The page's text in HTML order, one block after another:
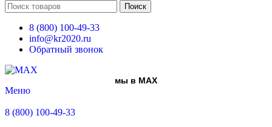
Поиск
8 (800) 100-49-33
info@kr2020.ru
Обратный звонок
мы в MAX
Меню
8 (800) 100-49-33